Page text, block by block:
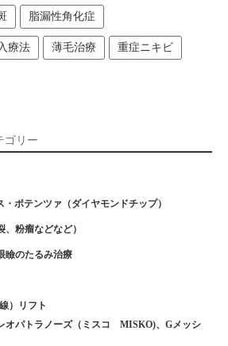
脂漏性角化症
療法 薄毛治療 重症ニキビ
ゴリー
ポテンツァ（ダイヤモンドチップ）
粉瘤などなど）
瞼のたるみ治療
）リフト
オパトラノーズ（ミスコ MISKO)、Gメッシ